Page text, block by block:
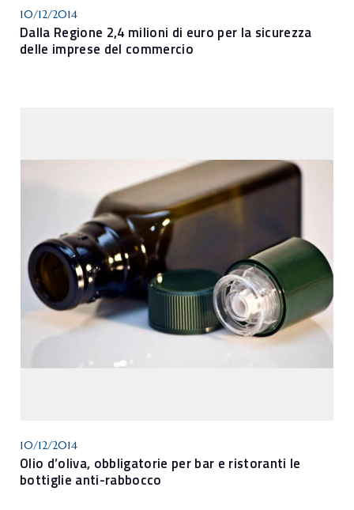
10/12/2014
Dalla Regione 2,4 milioni di euro per la sicurezza
delle imprese del commercio
10/12/2014
Olio d’oliva, obbligatorie per bar e ristoranti le
bottiglie anti-rabbocco